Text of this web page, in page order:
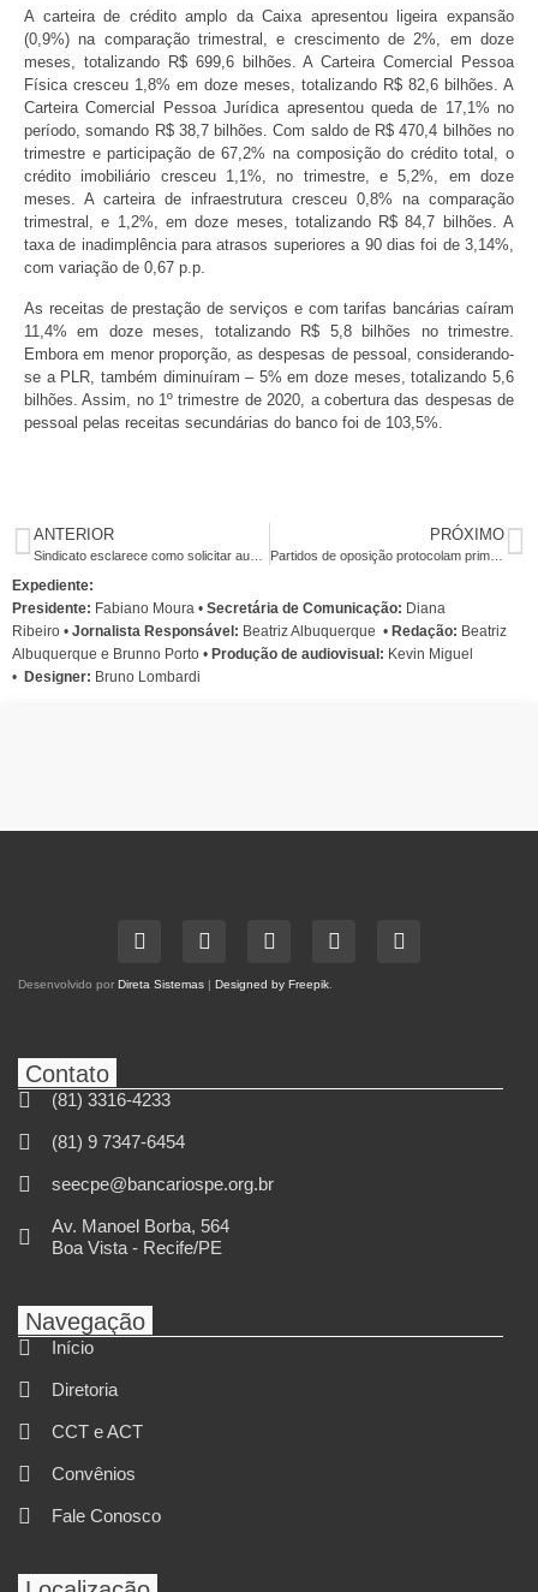
A carteira de crédito amplo da Caixa apresentou ligeira expansão
(0,9%) na comparação trimestral, e crescimento de 2%, em doze
meses, totalizando R$ 699,6 bilhões. A Carteira Comercial Pessoa
Física cresceu 1,8% em doze meses, totalizando R$ 82,6 bilhões. A
Carteira Comercial Pessoa Jurídica apresentou queda de 17,1% no
período, somando R$ 38,7 bilhões. Com saldo de R$ 470,4 bilhões no
trimestre e participação de 67,2% na composição do crédito total, o
crédito imobiliário cresceu 1,1%, no trimestre, e 5,2%, em doze
meses. A carteira de infraestrutura cresceu 0,8% na comparação
trimestral, e 1,2%, em doze meses, totalizando R$ 84,7 bilhões. A
taxa de inadimplência para atrasos superiores a 90 dias foi de 3,14%,
com variação de 0,67 p.p.
As receitas de prestação de serviços e com tarifas bancárias caíram
11,4% em doze meses, totalizando R$ 5,8 bilhões no trimestre.
Embora em menor proporção, as despesas de pessoal, considerando-
se a PLR, também diminuíram – 5% em doze meses, totalizando 5,6
bilhões. Assim, no 1º trimestre de 2020, a cobertura das despesas de
pessoal pelas receitas secundárias do banco foi de 103,5%.
ANTERIOR PRÓXIMO
Partidos de oposição protocolam primeiro pedido de impeachment coletivo de Bolsonaro
Expediente:
Presidente: Fabiano Moura • Secretária de Comunicação: Diana
Ribeiro • Jornalista Responsável: Beatriz Albuquerque • Redação: Beatriz
Albuquerque e Brunno Porto • Produção de audiovisual: Kevin Miguel
• Designer: Bruno Lombardi
Desenvolvido por Direta Sistemas | Designed by Freepik.
Contato
(81) 3316-4233
(81) 9 7347-6454
seecpe@bancariospe.org.br
Av. Manoel Borba, 564
Boa Vista - Recife/PE
Navegação
Início
Diretoria
CCT e ACT
Convênios
Fale Conosco